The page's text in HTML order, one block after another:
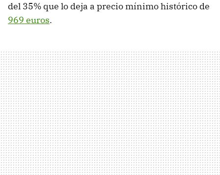
del 35% que lo deja a precio mínimo histórico de
969 euros.